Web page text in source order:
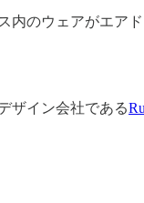
内のウェアがエア
ザイン会社である